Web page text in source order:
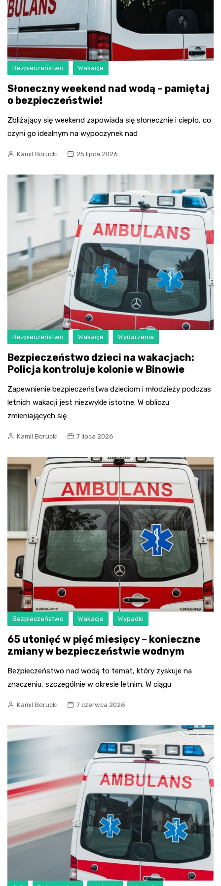
Bezpieczeństwo Wakacje
Słoneczny weekend nad wodą – pamiętaj
o bezpieczeństwie!
Zbliżający się weekend zapowiada się słonecznie i ciepło, co
czyni go idealnym na wypoczynek nad
Kamil Borucki 25 lipca 2026
Bezpieczeństwo Wakacje Wydarzenia
Bezpieczeństwo dzieci na wakacjach:
Policja kontroluje kolonie w Binowie
Zapewnienie bezpieczeństwa dzieciom i młodzieży podczas
letnich wakacji jest niezwykle istotne. W obliczu
zmieniających się
Kamil Borucki 7 lipca 2026
Bezpieczeństwo Wakacje Wypadki
65 utonięć w pięć miesięcy – konieczne
zmiany w bezpieczeństwie wodnym
Bezpieczeństwo nad wodą to temat, który zyskuje na
znaczeniu, szczególnie w okresie letnim. W ciągu
Kamil Borucki 7 czerwca 2026